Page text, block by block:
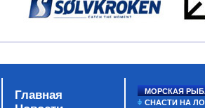
Главная
МОРСКАЯ
СНАСТИ НА